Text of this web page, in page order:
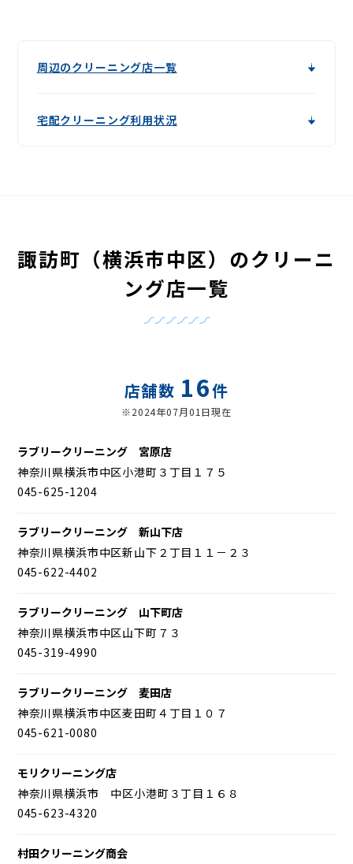
周辺のクリーニング店一覧
宅配クリーニング利用状況
諏訪町（横浜市中区）のクリーニ
ング店一覧
店舗数 16件
※2024年07月01日現在
ラブリークリーニング 宮原店
神奈川県横浜市中区小港町３丁目１７５
045-625-1204
ラブリークリーニング 新山下店
神奈川県横浜市中区新山下２丁目１１－２３
045-622-4402
ラブリークリーニング 山下町店
神奈川県横浜市中区山下町７３
045-319-4990
ラブリークリーニング 麦田店
神奈川県横浜市中区麦田町４丁目１０７
045-621-0080
モリクリーニング店
神奈川県横浜市 中区小港町３丁目１６８
045-623-4320
村田クリーニング商会